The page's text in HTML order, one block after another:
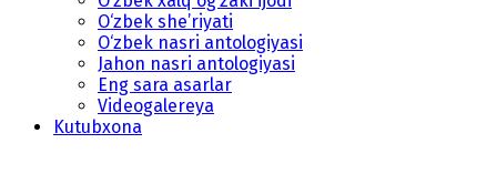
O‘zbek she’riyati
O‘zbek nasri antologiyasi
Jahon nasri antologiyasi
Eng sara asarlar
Videogalereya
Kutubxona